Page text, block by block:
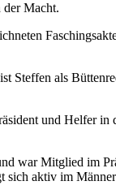
der Macht.
Steffen als
und Helfer
war Mitglied im
aktiv im